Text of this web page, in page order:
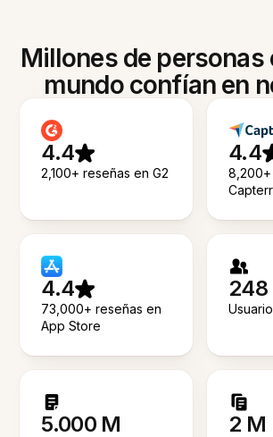
Millones de personas
mundo confían en
4.4
2,100+ reseñas en G2
4.4
8,200+
4.4
73,000+ reseñas en
App Store
248
5.000 M 2 M